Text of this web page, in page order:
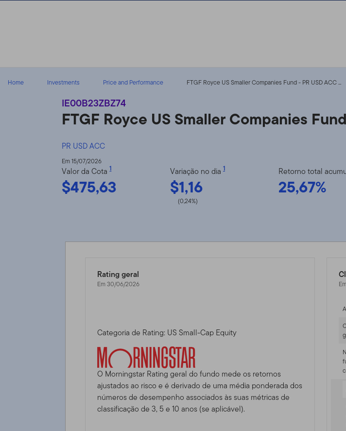
Home Investments Price and Performance FTGF Royce US Smaller Companies Fund - PR USD ACC ...
IE00B23ZBZ74
FTGF Royce US Smaller Companies Fund
PR USD ACC
Em 15/07/2026
Valor da Cota1
$475,63
Variação no dia 1
$1,16
(0,24%)
Retorno total
25,67%
Rating geral
Em 30/06/2026
Categoria de Rating: US Small-Cap Equity
O Morningstar Rating geral do fundo mede os retornos
ajustados ao risco e é derivado de uma média ponderada dos
números de desempenho associados às suas métricas de
classificação de 3, 5 e 10 anos (se aplicável).